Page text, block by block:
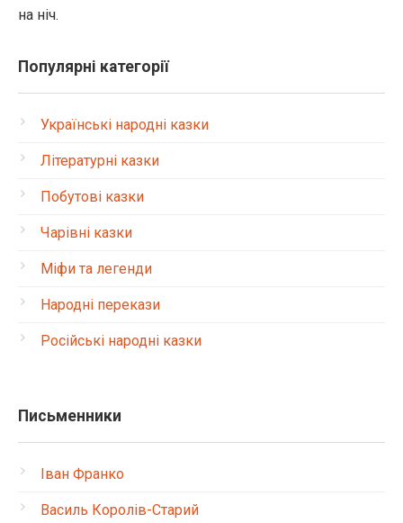
на ніч.
Популярні категорії
Українські народні казки
Літературні казки
Побутові казки
Чарівні казки
Міфи та легенди
Народні перекази
Російські народні казки
Письменники
Іван Франко
Василь Королів-Старий